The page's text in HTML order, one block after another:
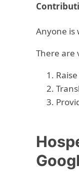
Anyone is
There are